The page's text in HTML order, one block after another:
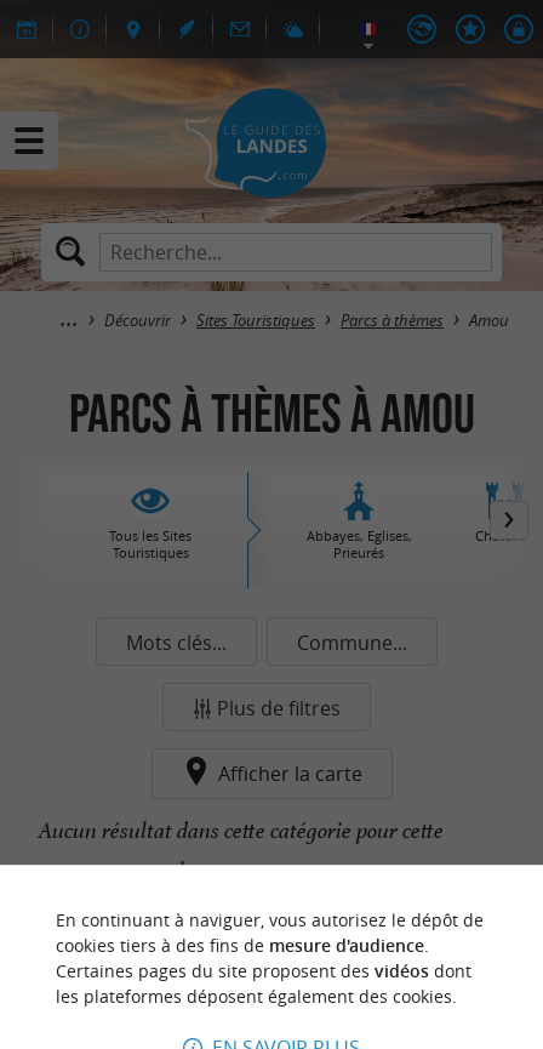
Découvrir Sites Touristiques Parcs à thèmes Amou
Parcs à thèmes à Amou
Tous les Sites
Touristiques
Abbayes, Eglises,
Prieurés
Châteaux
Mots clés... Commune...
Plus de filtres
Afficher la carte
Aucun résultat dans cette catégorie pour cette
commune pour le moment...
n
o
t
r
e
c
o
u
p
d
e
c
o
e
u
r
En continuant à naviguer, vous autorisez le dépôt de
cookies tiers à des fins de mesure d'audience.
Certaines pages du site proposent des vidéosdont
les plateformes déposent également des cookies.